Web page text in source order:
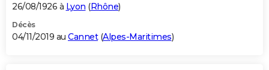
26/08/1926 à Lyon (Rhône)
Décès
04/11/2019 au Cannet(Alpes-Maritimes)